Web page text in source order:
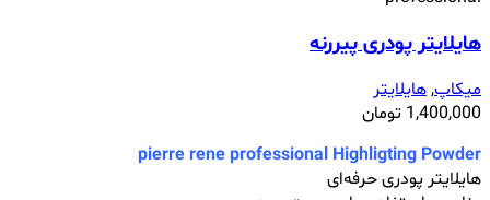
هایلایتر پودری پیررنه
میکاپ,هایلایتر
1,400,000 تومان
pierre rene professional Highligting Powder
هایلایتر پودری حرفه‌ای